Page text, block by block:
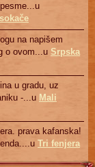
na napišem
o ovom...u Srpska
u gradu, uz
-...u Mali
prava kafanska!
Tri fenjera